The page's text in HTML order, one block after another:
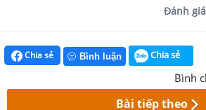
Đánh
Chia sẻ Bình luận Chia sẻ
Bình
Bài tiếp theo